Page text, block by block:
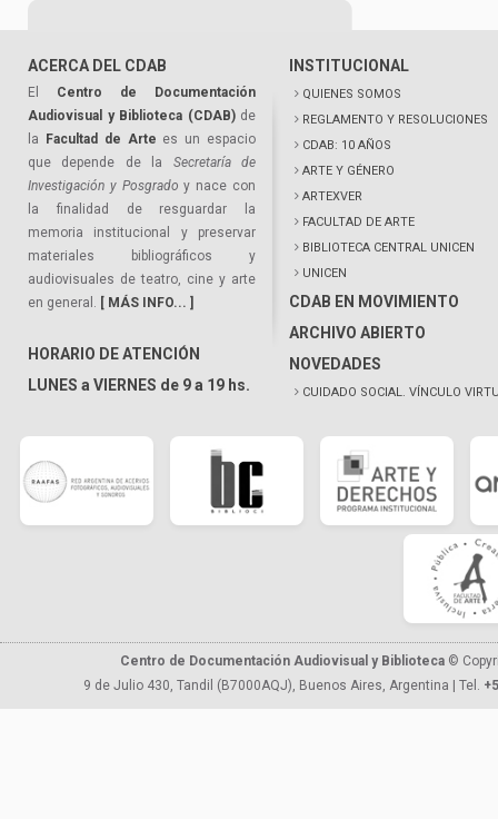
ACERCA DEL CDAB
El Centro de Documentación
Audiovisual y Biblioteca (CDAB)de
la
Facultad de Arte es un espacio
que depende de la Secretaría de
Investigación y Posgrado y nace con
la finalidad de resguardar la
memoria institucional y preservar
materiales bibliográficos y
audiovisuales de teatro, cine y arte
en general. [ MÁS INFO... ]
HORARIO DE ATENCIÓN
LUNES a VIERNES de 9 a 19 hs.
INSTITUCIONAL
QUIENES SOMOS
REGLAMENTO Y RESOLUCIONES
CDAB: 10 AÑOS
ARTE Y GÉNERO
ARTEXVER
FACULTAD DE ARTE
BIBLIOTECA CENTRAL UNICEN
UNICEN
CDAB EN MOVIMIENTO
ARCHIVO ABIERTO
NOVEDADES
CUIDADO SOCIAL. VÍNCULO
Centro de Documentación Audiovisual y Biblioteca ©
9 de Julio 430, Tandil (B7000AQJ), Buenos Aires, Argentina | Tel.